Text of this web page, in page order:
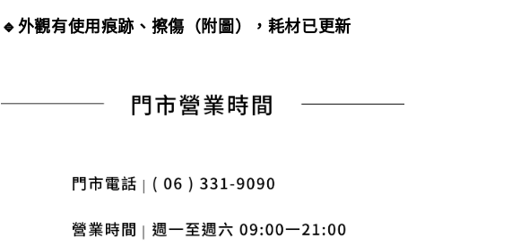
🔹外觀有使用痕跡、擦傷（附圖），耗材已更新